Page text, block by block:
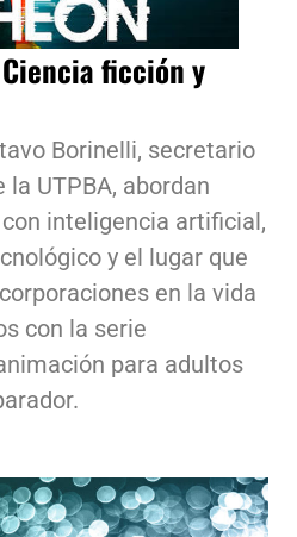
ficción y
Borinelli, secretario
la UTPBA, abordan
inteligencia artificial,
y el lugar que
en la vida
con la serie
para adultos